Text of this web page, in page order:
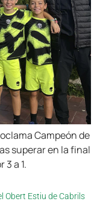
Campeón de
superar en la final
a 1.
Obert Estiu de Cabrils